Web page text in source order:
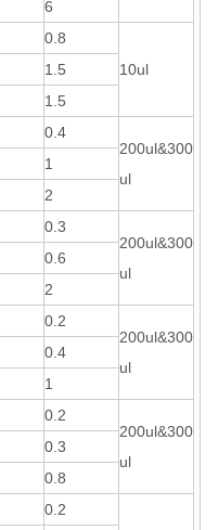
6
0.8
10ul
1.5
1.5
0.4
200ul&300
ul
1
2
0.3
200ul&300
ul
0.6
2
0.2
200ul&300
ul
0.4
1
0.2
200ul&300
ul
0.3
0.8
0.2